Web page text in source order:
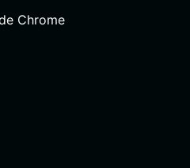
Chrome